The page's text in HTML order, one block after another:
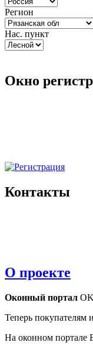
Регион
Нас. пункт
Окно
Контакты
О проекте
Оконный портал
Теперь покупателям
На оконном портале